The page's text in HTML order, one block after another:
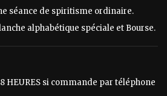
séance de spiritisme ordinaire.
alphabétique spéciale et Bourse.
HEURES si commande par téléphone